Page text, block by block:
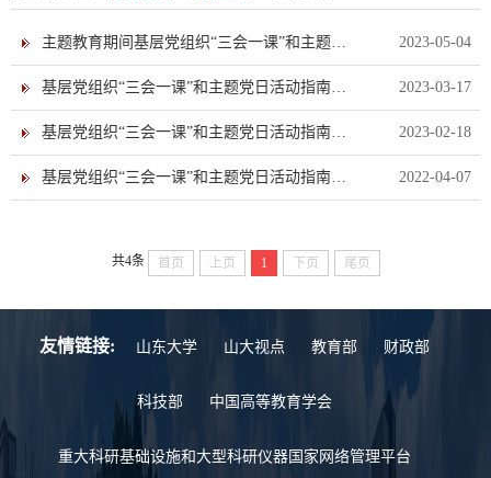
2023-05-04
主题教育期间基层党组织“三会一课”和主题党日活动指南
2023-03-17
基层党组织“三会一课”和主题党日活动指南（2023年3月补充）
2023-02-18
基层党组织“三会一课”和主题党日活动指南（2023年2-3月）
2022-04-07
基层党组织“三会一课”和主题党日活动指南（2022年4月）
共4条 首页 上页 1 下页 尾页
友情链接: 山东大学 山大视点 教育部 财政部
科技部 中国高等教育学会
重大科研基础设施和大型科研仪器国家网络管理平台